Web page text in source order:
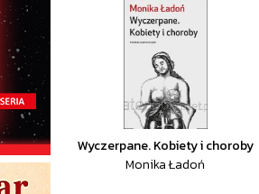
Wyczerpane. Kobiety i choroby
Monika Ładoń